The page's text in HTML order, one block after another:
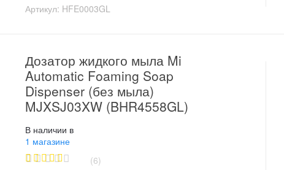
Артикул: HFE0003GL
Дозатор жидкого мыла Mi
Automatic Foaming Soap
Dispenser (без мыла)
MJXSJ03XW (BHR4558GL)
В наличии в
1 магазине
(6)